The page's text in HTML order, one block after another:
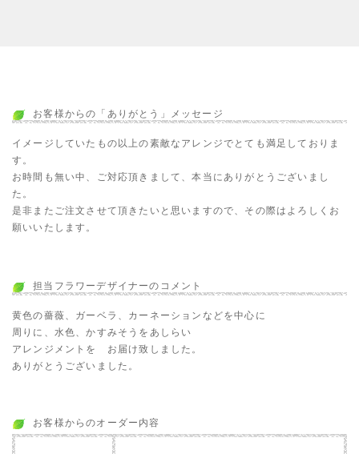
お客様からの「ありがとう」メッセージ
イメージしていたもの以上の素敵なアレンジでとても満足しておりま
す。
お時間も無い中、ご対応頂きまして、本当にありがとうございまし
た。
是非またご注文させて頂きたいと思いますので、その際はよろしくお
願いいたします。
担当フラワーデザイナーのコメント
黄色の薔薇、ガーベラ、カーネーションなどを中心に
周りに、水色、かすみそうをあしらい
アレンジメントを お届け致しました。
ありがとうございました。
お客様からのオーダー内容